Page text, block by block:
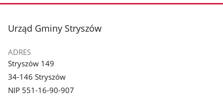
stopka
Urząd Gminy Stryszów
ADRES
Stryszów 149
34-146 Stryszów
NIP 551-16-90-907